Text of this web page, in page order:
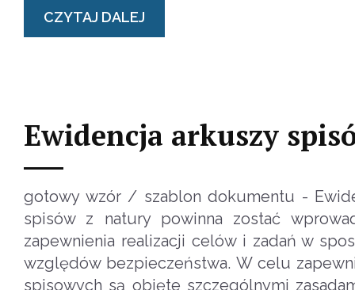
CZYTAJ DALEJ
Ewidencja arkuszy
gotowy wzór / szablon dokumentu -
spisów z natury powinna zostać
zapewnienia realizacji celów i zadań w
względów bezpieczeństwa. W celu
spisowych są objęte szczególnymi